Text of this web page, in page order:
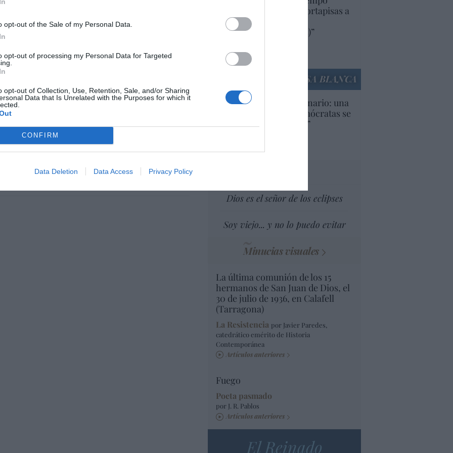
opt-out of the Sale of my Personal Data.
opt-out of processing my Personal Data for Targeted
opt-out of Collection, Use, Retention, Sale, and/or Sharing
Data that Is Unrelated with the Purposes for which it
CONFIRM
Data Deletion Data Access Privacy Policy
del Papa León XIV: lentos pero
masones intentaron extorsionar al rey
09/08/26 06:00
presidenciales demócratas 2028. El
Pete Buttigieg regresa a escena y lo
las peores propuestas de Biden
poniendo aranceles y cortapisas a
productos y compañías
americanas (y europeas)”
Artículos anteriores
LA CASA BLANCA
EEUU. Inquietante escenario: una
tercera parte de los demócratas se
define como “socialista”
Dios es el señor de los eclipses
Soy viejo... y no lo puedo evitar
Minucias visuales
La última comunión de los 15
hermanos de San Juan de Dios, el
30 de julio de 1936, en Calafell
(Tarragona)
La Resistencia por Javier Paredes,
catedrático emérito de Historia
Contemporánea
Artículos anteriores
Fuego
Poeta pasmado
por J. R. Pablos
Artículos anteriores
El Reinado